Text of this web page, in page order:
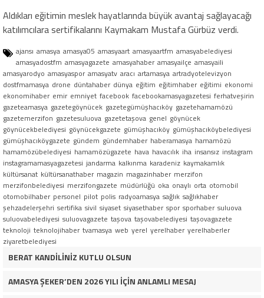
Aldıkları eğitimin meslek hayatlarında büyük avantaj sağlayacağı
katılımcılara sertifikalarını Kaymakam Mustafa Gürbüz verdi.
ajansı amasya amasya05 amasyaart amasyaartfm amasyabelediyesi
amasyadostfm amasyagazete amasyahaber amasyailçe amasyaili
amasyarodyo amasyaspor amasyatv aracı artamasya artradyotelevizyon
dostfmamasya drone düntahaber dünya eğitim eğitimhaber eğitimi ekonomi
ekonomihaber emir emniyet facebook facebookamasyagazetesi ferhatveşirin
gazeteamasya gazetegöynücek gazetegümüşhacıköy gazetehamamözü
gazetemerzifon gazetesuluova gazetetaşova genel göynücek
göynücekbelediyesi göynücekgazete gümüşhacıköy gümüşhacıköybelediyesi
gümüşhacıköygazete gündem gündemhaber haberamasya hamamözü
hamamözübelediyesi hamamözügazete hava havacılık iha insansız instagram
instagramamasyagazetesi jandarma kalkınma karadeniz kaymakamlık
kültürsanat kültürsanathaber magazin magazinhaber merzifon
merzifonbelediyesi merzifongazete müdürlüğü oka onaylı orta otomobil
otomobilhaber personel pilot polis radyoamasya sağlık sağlıkhaber
şehzadelerşehri sertifika sivil siyaset siyasethaber spor sporhaber suluova
suluovabelediyesi suluovagazete taşova taşovabelediyesi taşovagazete
teknoloji teknolojihaber tvamasya web yerel yerelhaber yerelhaberler
ziyaretbelediyesi
BERAT KANDİLİNİZ KUTLU OLSUN
AMASYA ŞEKER’DEN 2026 YILI İÇİN ANLAMLI MESAJ